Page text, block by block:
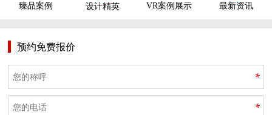
臻品案例 设计精英 VR案例展示 最新资讯
预约免费报价
*
*